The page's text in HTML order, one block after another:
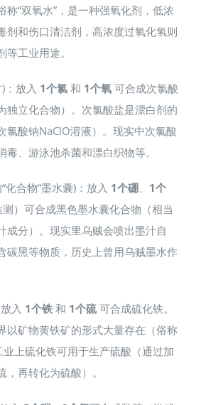
称“双氧水”，是一种强氧化剂，低浓
剂和伤口清洁剂，高浓度过氧化氢则
等工业用途。
：放入 1个氯和 1个氧可合成次氯酸
独立化合物）。次氯酸盐是漂白剂的
氯酸钠NaClO溶液）。现实中次氯酸
毒、游泳池杀菌和漂白织物等。
化合物”墨水囊)：放入 1个硼、 1个
测）可合成黑色墨水囊化合物（相当
成分）。现实里乌贼会喷出墨汁自
碳黑等物质，历史上曾用乌贼墨水作
入 1个铁和 1个硫可合成硫化铁。
以矿物黄铁矿的形式大量存在（俗称
业上硫化铁可用于生产硫酸（通过加
，再转化为硫酸）。